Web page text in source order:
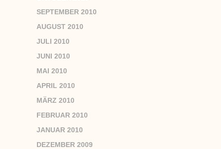
SEPTEMBER 2010
AUGUST 2010
JULI 2010
JUNI 2010
MAI 2010
APRIL 2010
MÄRZ 2010
FEBRUAR 2010
JANUAR 2010
DEZEMBER 2009